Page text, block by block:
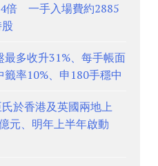
倍 一手入場費約2885
多收升31%、每手帳面
率10%、申180手穩中
於香港及英國兩地上
元、明年上半年啟動